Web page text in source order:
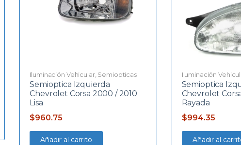
Iluminación Vehicular,Semiopticas
Semioptica Izquierda
Chevrolet Corsa 2000 / 2010
Lisa
$960.75
Añadir al carrito
Iluminación
Semioptica
Chevrolet
Rayada
$994.35
Añadir al